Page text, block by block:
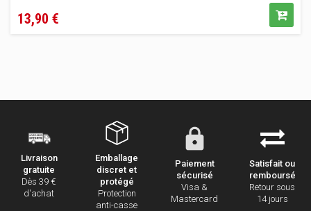
13,90 €
Livraison
gratuite
Dès 39 €
d'achat
Emballage
discret et
protégé
Protection
anti-casse
Paiement
sécurisé
Visa &
Mastercard
Satisfait ou
remboursé
Retour sous
14 jours